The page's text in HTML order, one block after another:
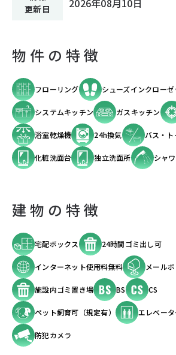
更新日
2026年08月10日
物件の特徴
フローリング シューズインクローゼ
システムキッチン ガスキッチン
浴室乾燥機 24h換気 バス・ト
化粧洗面台 独立洗面所 シャ
建物の特徴
宅配ボックス 24時間ゴミ出し可
インターネット使用料無料 メール
施設内ゴミ置き場 BS CS
ペット飼育可（規定有） エレベー
防犯カメラ